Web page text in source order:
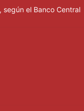
según el Banco Central